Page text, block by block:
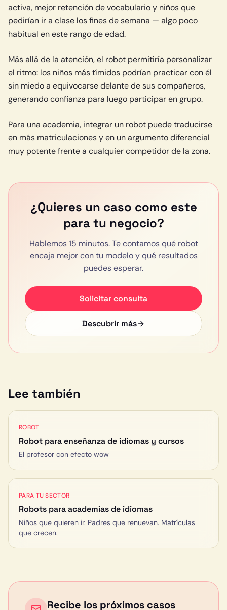
activa, mejor retención de vocabulario y niños que
pedirían ir a clase los fines de semana — algo poco
habitual en este rango de edad.
Más allá de la atención, el robot permitiría personalizar
el ritmo: los niños más tímidos podrían practicar con él
sin miedo a equivocarse delante de sus compañeros,
generando confianza para luego participar en grupo.
Para una academia, integrar un robot puede traducirse
en más matriculaciones y en un argumento diferencial
muy potente frente a cualquier competidor de la zona.
¿Quieres un caso como este
para tu negocio?
Hablemos 15 minutos. Te contamos qué robot
encaja mejor con tu modelo y qué resultados
puedes esperar.
Solicitar consulta
Descubrir más
Lee también
ROBOT
Robot para enseñanza de idiomas y cursos
El profesor con efecto wow
PARA TU SECTOR
Robots paraacademias de idiomas
Niños que quieren ir. Padres que renuevan. Matrículas
que crecen.
Recibe los próximos casos